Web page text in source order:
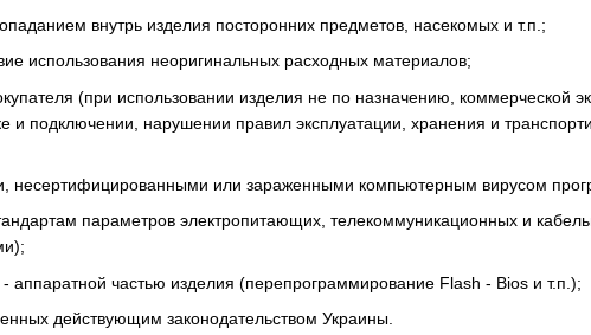
внутрь изделия посторонних предметов, насекомых и т.п.;
использования неоригинальных расходных материалов;
(при использовании изделия не по назначению, коммерческой
и подключении, нарушении правил эксплуатации, хранения и
несертифицированными или зараженными компьютерным вирусом
параметров электропитающих, телекоммуникационных и
аппаратной частью изделия (перепрограммирование Flash - Bios и т.п.);
действующим законодательством Украины.